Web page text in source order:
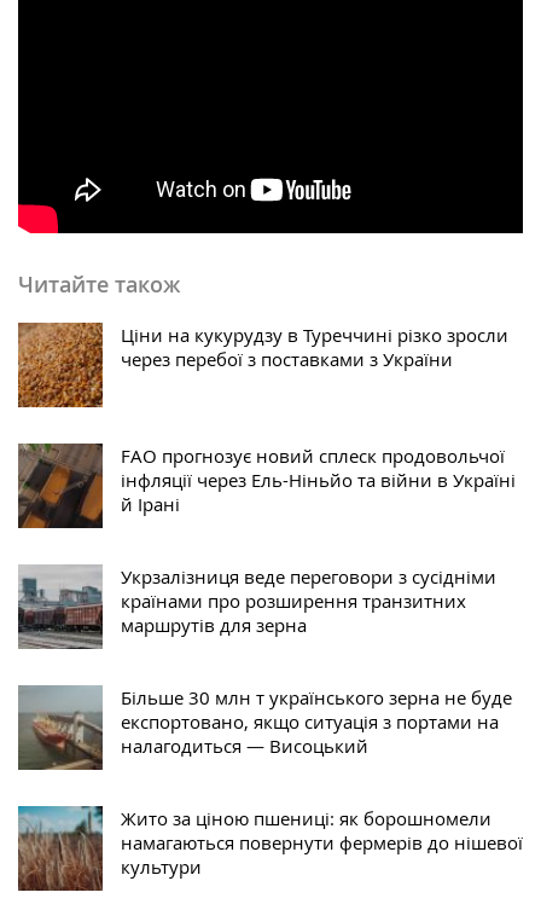
Читайте також
Ціни на кукурудзу в Туреччині різко зросли
через перебої з поставками з України
FAO прогнозує новий сплеск продовольчої
інфляції через Ель-Ніньйо та війни в Україні
й Ірані
Укрзалізниця веде переговори з сусідніми
країнами про розширення транзитних
маршрутів для зерна
Більше 30 млн т українського зерна не буде
експортовано, якщо ситуація з портами на
налагодиться — Висоцький
Жито за ціною пшениці: як борошномели
намагаються повернути фермерів до нішевої
культури